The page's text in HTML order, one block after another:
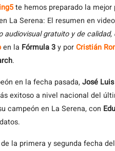
te hemos preparado la
La Serena: El resumen en
audiovisual gratuito y de calidad,
en la Fórmula 3y porCristián
.
en la fecha pasada,José
exitoso a nivel nacional del
campeón en La Serena, con
la primera y segunda fecha